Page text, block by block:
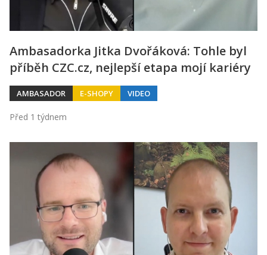
Ambasadorka Jitka Dvořáková: Tohle byl
příběh CZC.cz, nejlepší etapa mojí kariéry
AMBASADOR E-SHOPY VIDEO
Před 1 týdnem